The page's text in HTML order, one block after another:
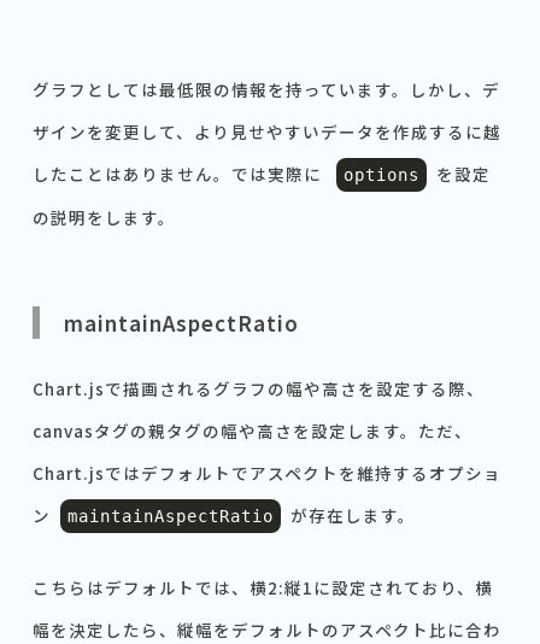
グラフとしては最低限の情報を持っています。しかし、デ
ザインを変更して、より見せやすいデータを作成するに越
したことはありません。では実際に
options
を設定
の説明をします。
maintainAspectRatio
Chart.jsで描画されるグラフの幅や高さを設定する際、
canvasタグの親タグの幅や高さを設定します。ただ、
Chart.jsではデフォルトでアスペクトを維持するオプショ
ン
maintainAspectRatio が存在します。
こちらはデフォルトでは、横2:縦1に設定されており、横
幅を決定したら、縦幅をデフォルトのアスペクト比に合わ